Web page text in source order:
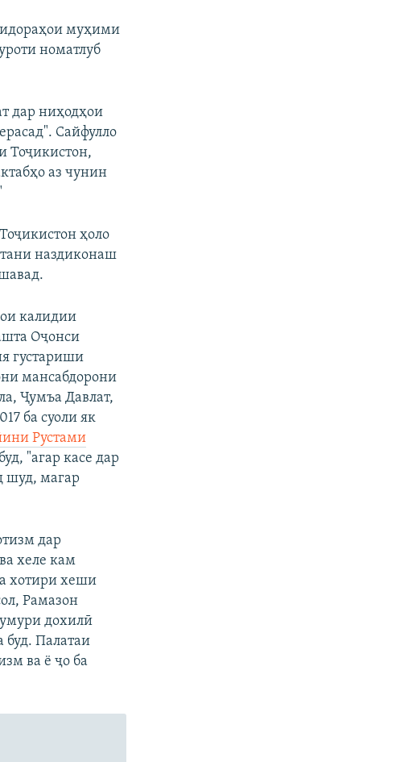
идораҳои муҳими
номатлуб
дар ниҳодҳои
Сайфулло
Тоҷикистон,
аз чунин
ҳоло
наздиконаш
калидии
Оҷонси
густариши
мансабдорони
Ҷумъа Давлат,
ба суоли як
Рустами
"агар касе дар
шуд, магар
дар
хеле кам
хотири хеши
Рамазон
дохилӣ
буд. Палатаи
ва ё ҷо ба